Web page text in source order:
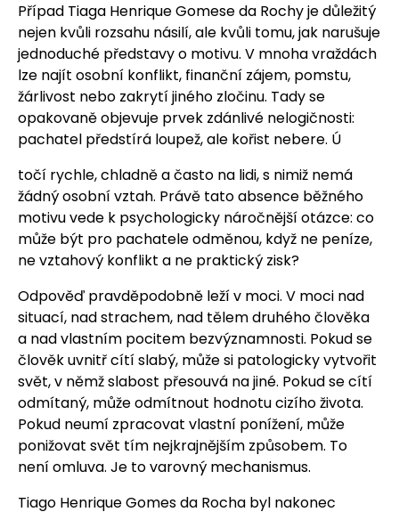
Případ Tiaga Henrique Gomese da Rochy je důležitý
nejen kvůli rozsahu násilí, ale kvůli tomu, jak narušuje
jednoduché představy o motivu. V mnoha vraždách
lze najít osobní konflikt, finanční zájem, pomstu,
žárlivost nebo zakrytí jiného zločinu. Tady se
opakovaně objevuje prvek zdánlivé nelogičnosti:
pachatel předstírá loupež, ale kořist nebere. Ú
točí rychle, chladně a často na lidi, s nimiž nemá
žádný osobní vztah. Právě tato absence běžného
motivu vede k psychologicky náročnější otázce: co
může být pro pachatele odměnou, když ne peníze,
ne vztahový konflikt a ne praktický zisk?
Odpověď pravděpodobně leží v moci. V moci nad
situací, nad strachem, nad tělem druhého člověka
a nad vlastním pocitem bezvýznamnosti. Pokud se
člověk uvnitř cítí slabý, může si patologicky vytvořit
svět, v němž slabost přesouvá na jiné. Pokud se cítí
odmítaný, může odmítnout hodnotu cizího života.
Pokud neumí zpracovat vlastní ponížení, může
ponižovat svět tím nejkrajnějším způsobem. To
není omluva. Je to varovný mechanismus.
Tiago Henrique Gomes da Rocha byl nakonec